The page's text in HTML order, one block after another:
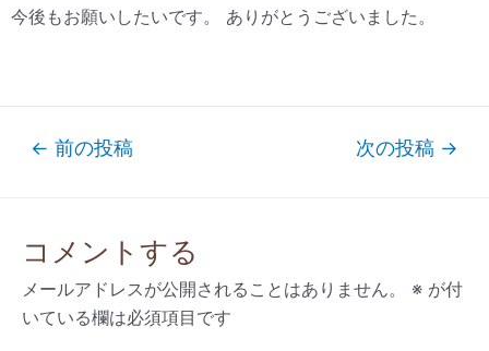
今後もお願いしたいです。 ありがとうございました。
← 前の投稿 次の投稿 →
コメントする
メールアドレスが公開されることはありません。 ※ が付
いている欄は必須項目です